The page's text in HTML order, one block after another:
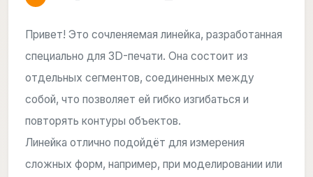
Привет! Это сочленяемая линейка, разработанная
специально для 3D-печати. Она состоит из
отдельных сегментов, соединенных между
собой, что позволяет ей гибко изгибаться и
повторять контуры объектов.
Линейка отлично подойдёт для измерения
сложных форм, например, при моделировании или